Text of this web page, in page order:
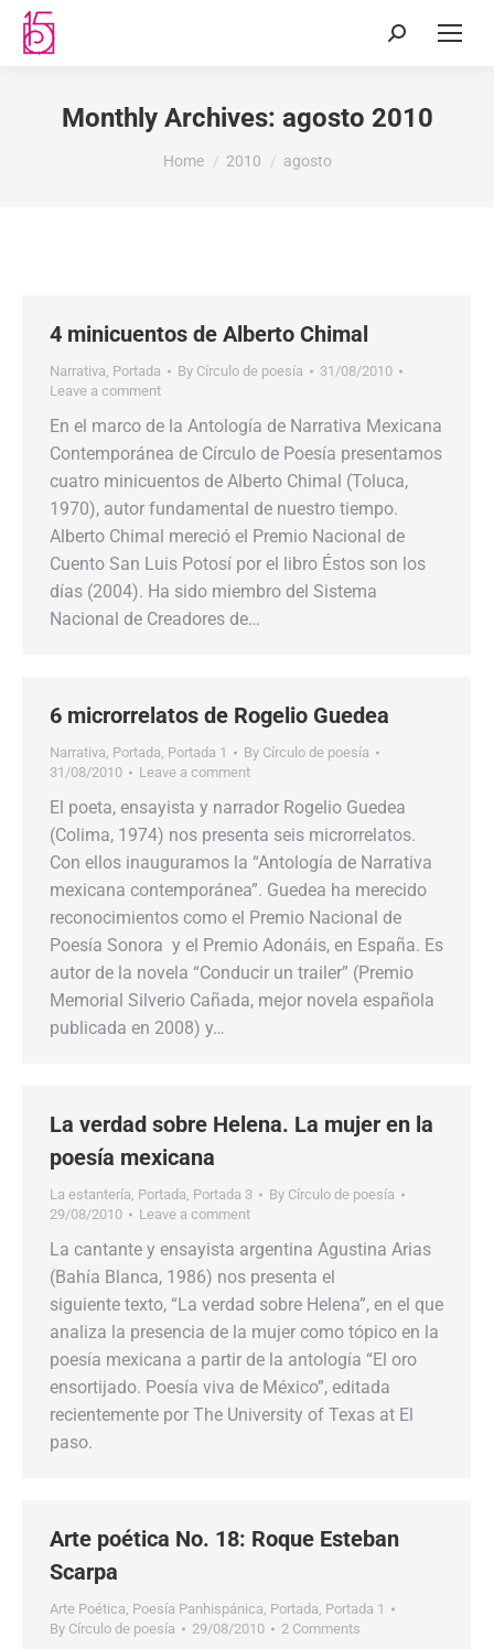
Monthly Archives: agosto 2010
You are here:
Home 2010 agosto
4 minicuentos de Alberto Chimal
Narrativa, Portada By Círculo de poesía
31/08/2010
Leave a comment
En el marco de la Antología de Narrativa Mexicana
Contemporánea de Círculo de Poesía presentamos
cuatro minicuentos de Alberto Chimal (Toluca,
1970), autor fundamental de nuestro tiempo.
Alberto Chimal mereció el Premio Nacional de
Cuento San Luis Potosí por el libro Éstos son los
días (2004). Ha sido miembro del Sistema
Nacional de Creadores de…
6 microrrelatos de Rogelio Guedea
Narrativa, Portada, Portada 1 By Círculo de poesía
31/08/2010
Leave a comment
El poeta, ensayista y narrador Rogelio Guedea
(Colima, 1974) nos presenta seis microrrelatos.
Con ellos inauguramos la “Antología de Narrativa
mexicana contemporánea”. Guedea ha merecido
reconocimientos como el Premio Nacional de
Poesía Sonora y el Premio Adonáis, en España. Es
autor de la novela “Conducir un trailer” (Premio
Memorial Silverio Cañada, mejor novela española
publicada en 2008) y…
La verdad sobre Helena. La mujer en la
poesía mexicana
La estantería, Portada, Portada 3 By Círculo de poesía
29/08/2010
Leave a comment
La cantante y ensayista argentina Agustina Arias
(Bahía Blanca, 1986) nos presenta el
siguiente texto, “La verdad sobre Helena”, en el que
analiza la presencia de la mujer como tópico en la
poesía mexicana a partir de la antología “El oro
ensortijado. Poesía viva de México”, editada
recientemente por The University of Texas at El
paso.
Arte poética No. 18: Roque Esteban
Scarpa
Arte Poética, Poesía Panhispánica, Portada, Portada 1
By Círculo de poesía 29/08/2010 2 Comments